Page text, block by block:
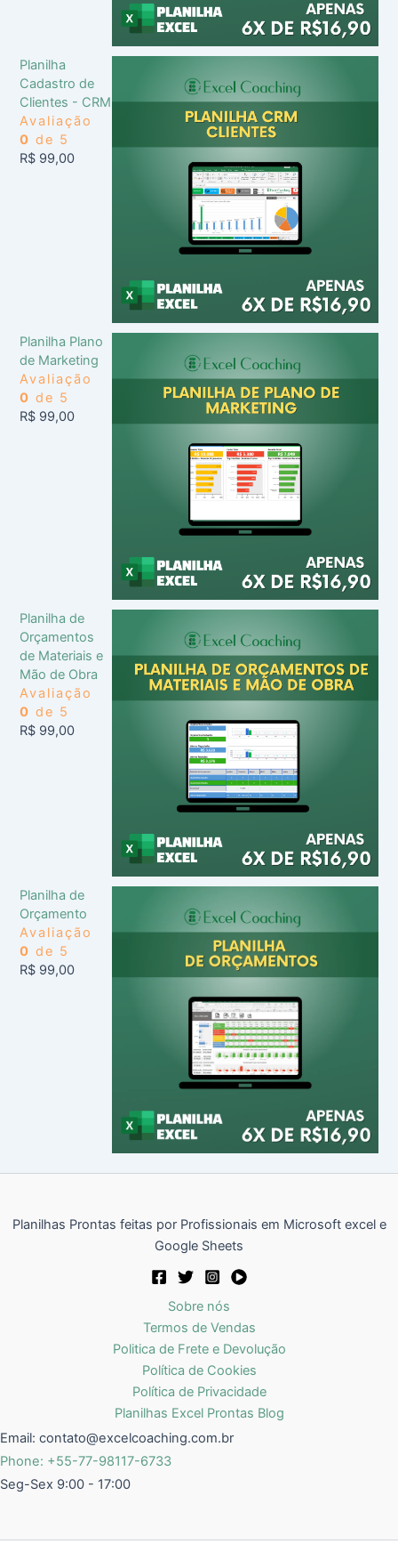
Planilha
Cadastro de
Clientes - CRM
Avaliação
0 de 5
R$ 99,00
Planilha Plano
de Marketing
Avaliação
0 de 5
R$ 99,00
Planilha de
Orçamentos
de Materiais e
Mão de Obra
Avaliação
0 de 5
R$ 99,00
Planilha de
Orçamento
Avaliação
0 de 5
R$ 99,00
Planilhas Prontas feitas por Profissionais em Microsoft excel e
Google Sheets
Sobre nós
Termos de Vendas
Politica de Frete e Devolução
Política de Cookies
Política de Privacidade
Planilhas Excel Prontas Blog
Email: contato@excelcoaching.com.br
Phone: +55-77-98117-6733
Seg-Sex 9:00 - 17:00